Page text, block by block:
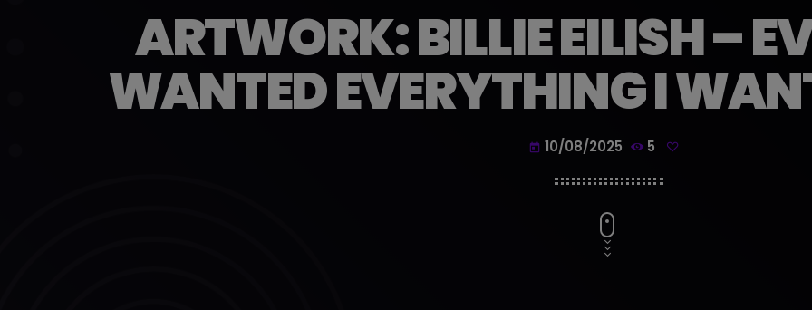
ARTWORK: BILLIE EILISH –
WANTED EVERYTHING I
today 10/08/2025 5